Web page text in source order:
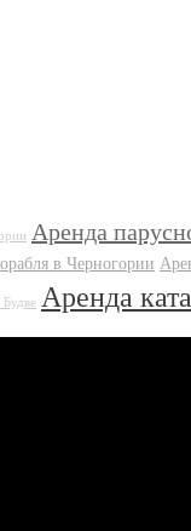
Аренда
в Черногории
Будве Аренда